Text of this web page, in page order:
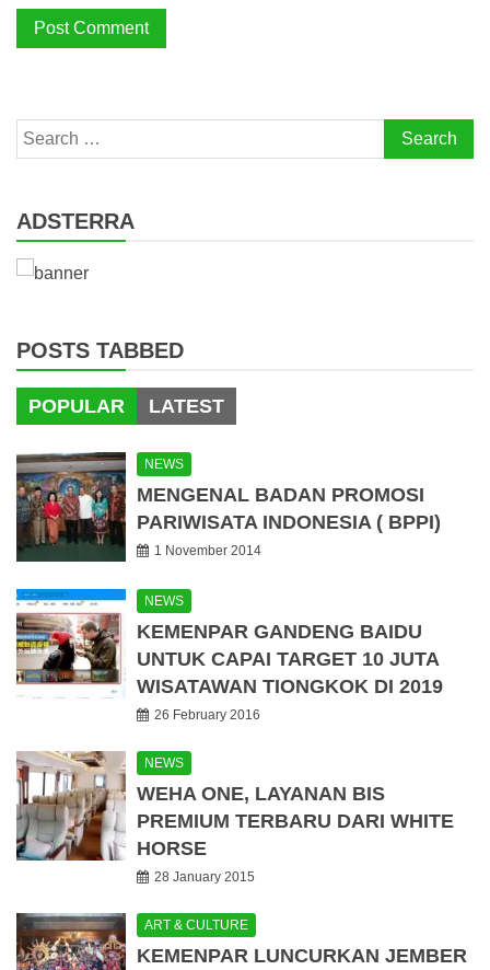
Search
for:
ADSTERRA
POSTS TABBED
POPULAR LATEST
NEWS
MENGENAL BADAN PROMOSI
PARIWISATA INDONESIA ( BPPI)
1 November 2014
NEWS
KEMENPAR GANDENG BAIDU
UNTUK CAPAI TARGET 10 JUTA
WISATAWAN TIONGKOK DI 2019
26 February 2016
NEWS
WEHA ONE, LAYANAN BIS
PREMIUM TERBARU DARI WHITE
HORSE
28 January 2015
ART & CULTURE
KEMENPAR LUNCURKAN JEMBER